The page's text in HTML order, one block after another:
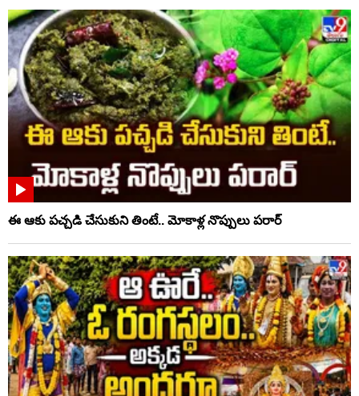
ఈ ఆకు పచ్చడి చేసుకుని తింటే.. మోకాళ్ల నొప్పులు పరార్‌